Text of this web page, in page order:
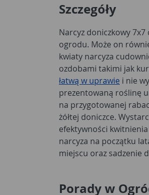
Szczegóły
Narcyz doniczkowy
ogrodu. Może on
kwiaty narcyza
ozdobami takimi jak
łatwą w uprawie i nie
prezentowaną roślinę
na przygotowanej
żółtej doniczce.
efektywności
narcyza na początku
miejscu oraz sadzenie
Porady w